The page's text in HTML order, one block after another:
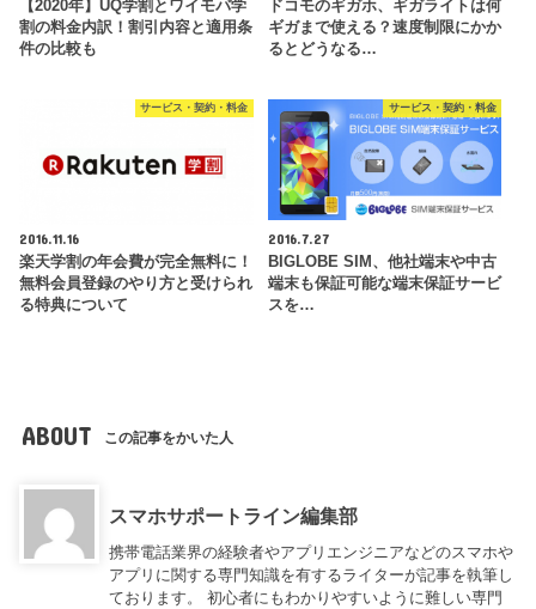
【2020年】UQ学割とワイモバ学
割の料金内訳！割引内容と適用条
件の比較も
ドコモのギガホ、ギガライトは何
ギガまで使える？速度制限にかか
るとどうなる…
サービス・契約・料金
2016.11.16
楽天学割の年会費が完全無料に！
無料会員登録のやり方と受けられ
る特典について
サービス・契約・料金
2016.7.27
BIGLOBE SIM、他社端末や中古
端末も保証可能な端末保証サービ
スを…
ABOUT この記事をかいた人
スマホサポートライン編集部
携帯電話業界の経験者やアプリエンジニアなどのスマホや
アプリに関する専門知識を有するライターが記事を執筆し
ております。 初心者にもわかりやすいように難しい専門